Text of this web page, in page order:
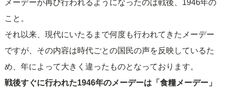
メーデーが再び行われるようになったのは戦後、1946年の
こと。
それ以来、現代にいたるまで何度も行われてきたメーデー
ですが、その内容は時代ごとの国民の声を反映しているた
め、年によって大きく違ったものとなっております。
戦後すぐに行われた1946年のメーデーは「食糧メーデー」